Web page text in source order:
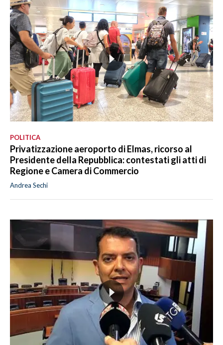
POLITICA
Privatizzazione aeroporto di Elmas, ricorso al
Presidente della Repubblica: contestati gli atti di
Regione e Camera di Commercio
Andrea Sechi